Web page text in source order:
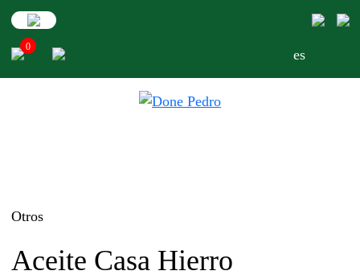
Skip
content
0 es
Otros
Aceite Casa Hierro